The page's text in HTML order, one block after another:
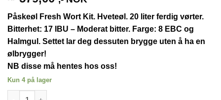
Påskeøl Fresh Wort Kit. Hveteøl. 20 liter ferdig vørter.
Bitterhet: 17 IBU – Moderat bitter. Farge: 8 EBC og
Halmgul. Settet lar deg dessuten brygge uten å ha en
ølbrygger!
NB disse må hentes hos oss!
Kun 4 på lager
Påskeøl FWK. Hveteøl antall